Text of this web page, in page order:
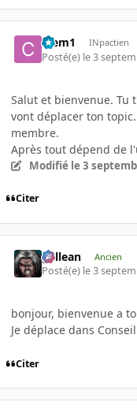
Clem1 INpactien
Posté(e) le 3
Salut et bienvenue. Tu
vont déplacer ton
membre.
Après tout dépend de
Modifié le 3
Citer
gallean Ancien
Posté(e) le 3
bonjour, bienvenue a
Je déplace dans
Citer